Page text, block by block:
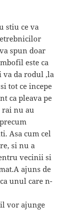
stiu ce va
spun doar
este ca
va da rodul ,la
tot ce incepe
ca pleava pe
rai nu au
Asa cum cel
si nu a
vecinii si
ajuns de
unul care n-
vor ajunge